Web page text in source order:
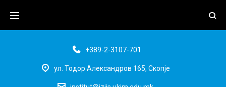
+389-2-3107-701
ул. Тодор Александров 165, Скопје